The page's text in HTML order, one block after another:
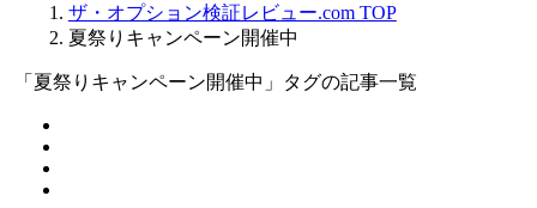
ザ・オプション検証レビュー.com TOP
夏祭りキャンペーン開催中
「夏祭りキャンペーン開催中」タグの記事一覧